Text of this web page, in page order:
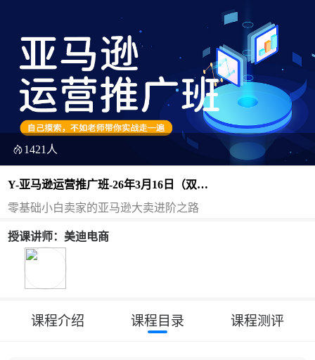
1421人
Y-亚马逊运营推广班-26年3月16日（双
师）
零基础小白卖家的亚马逊大卖进阶之路
授课讲师：美迪电商
课程介绍 课程目录 课程测评